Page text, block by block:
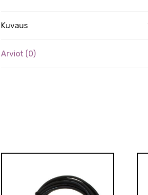
Kuvaus
Arviot (0)